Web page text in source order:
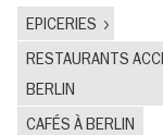
EPICERIES
RESTAURANTS
BERLIN
CAFÉS À BERLIN